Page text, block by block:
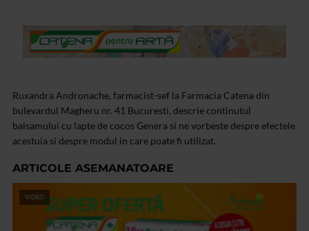
Ruxandra Andronache, farmacist-sef la Farmacia Catena din
bulevardul Magheru nr. 41 Bucuresti, descrie continutul
balsamului cu lapte de cocos Genera si ne vorbeste despre efectele
acestuia si despre modul in care poate fi utilizat.
ARTICOLE ASEMANATOARE
VIDEO